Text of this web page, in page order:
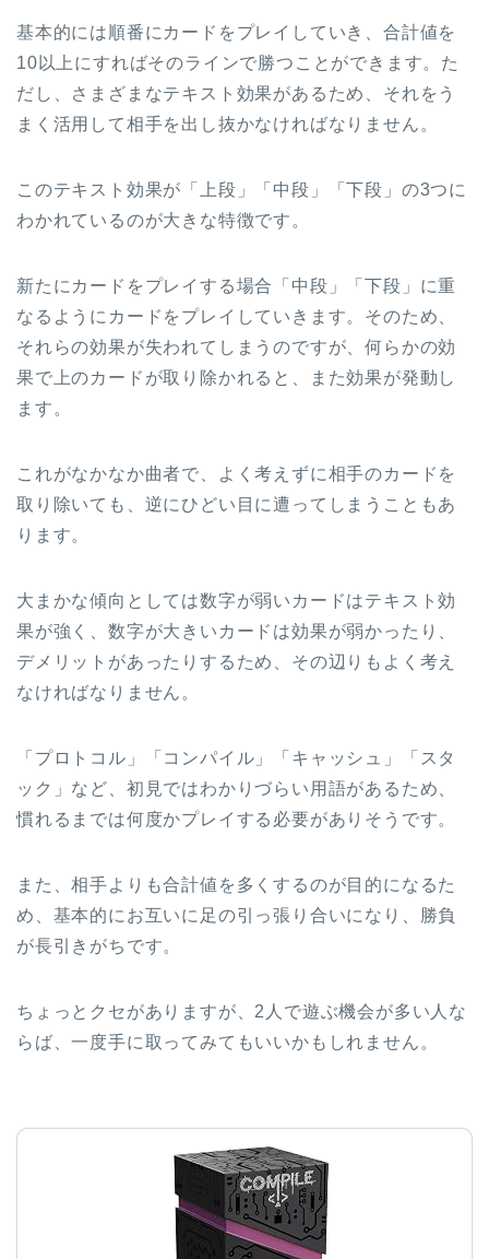
基本的には順番にカードをプレイしていき、合計値を
10以上にすればそのラインで勝つことができます。た
だし、さまざまなテキスト効果があるため、それをう
まく活用して相手を出し抜かなければなりません。
このテキスト効果が「上段」「中段」「下段」の3つに
わかれているのが大きな特徴です。
新たにカードをプレイする場合「中段」「下段」に重
なるようにカードをプレイしていきます。そのため、
それらの効果が失われてしまうのですが、何らかの効
果で上のカードが取り除かれると、また効果が発動し
ます。
これがなかなか曲者で、よく考えずに相手のカードを
取り除いても、逆にひどい目に遭ってしまうこともあ
ります。
大まかな傾向としては数字が弱いカードはテキスト効
果が強く、数字が大きいカードは効果が弱かったり、
デメリットがあったりするため、その辺りもよく考え
なければなりません。
「プロトコル」「コンパイル」「キャッシュ」「スタ
ック」など、初見ではわかりづらい用語があるため、
慣れるまでは何度かプレイする必要がありそうです。
また、相手よりも合計値を多くするのが目的になるた
め、基本的にお互いに足の引っ張り合いになり、勝負
が長引きがちです。
ちょっとクセがありますが、2人で遊ぶ機会が多い人な
らば、一度手に取ってみてもいいかもしれません。